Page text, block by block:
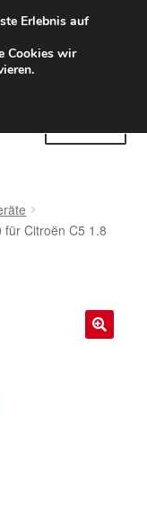
Uhr
für Citroën C5 1.8
Erlebnis auf
Cookies wir